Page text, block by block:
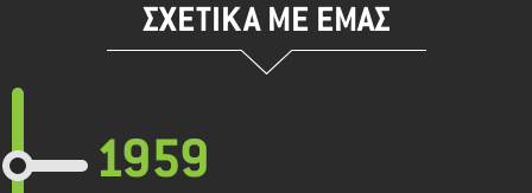
ΣΧΕΤΙΚΑ ΜΕ ΕΜΑΣ
1959